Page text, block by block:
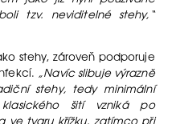
tzv. neviditelné stehy,“
stehy, zároveň podporuje
„Navíc slibuje výrazně
stehy, tedy minimální
šití vzniká po
ve tvaru křížku, zatímco při